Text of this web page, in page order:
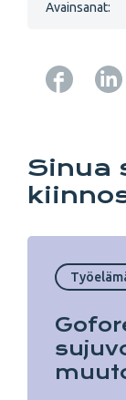
Avainsanat:
Sinua